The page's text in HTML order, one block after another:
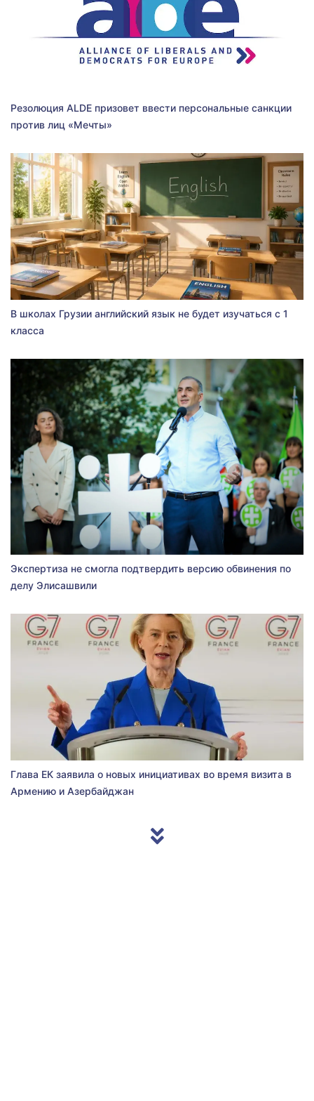
Резолюция ALDE призовет ввести персональные санкции
против лиц «Мечты»
В школах Грузии английский язык не будет изучаться с 1
класса
Экспертиза не смогла подтвердить версию обвинения по
делу Элисашвили
Глава ЕК заявила о новых инициативах во время визита в
Армению и Азербайджан